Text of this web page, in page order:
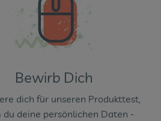
Bewirb Dich
dich für unseren Produkttest,
du deine persönlichen Daten -